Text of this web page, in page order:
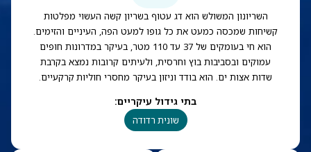
השריונון המשולש הוא דג עטוף בשריון קשה העשוי מפלטות
קשיחות שמכסה כמעט את כל גופו למעט הפה, העיניים והזימים.
הוא חי בעומקים של 37 עד 110 מטר, בעיקר במדרונות חופים
עמוקים ובסביבות בוץ וחרסית, ולעיתים קרובות נמצא בקרבת
שדות אצות ים. הוא בודד וניזון בעיקר מחסרי חוליות קרקעיים.
בתי גידול עיקריים:
שונית רדודה